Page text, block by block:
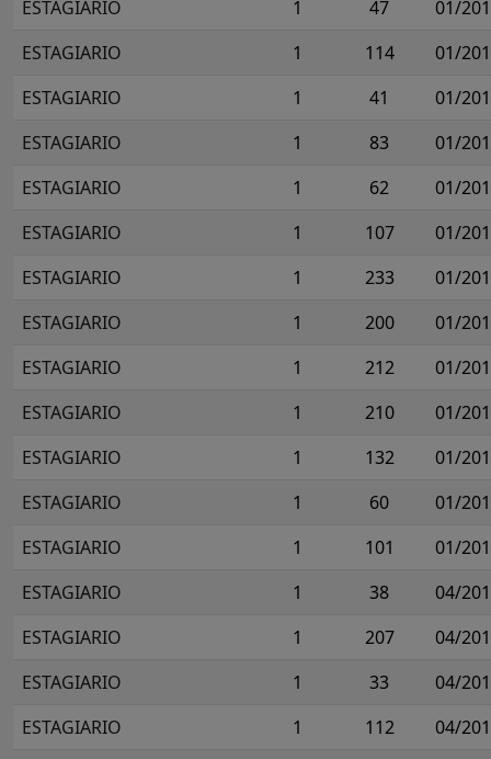
ESTAGIARIO
1 47
01/
ESTAGIARIO
1 114
01/
ESTAGIARIO
1 41
01/
ESTAGIARIO
1 83
01/
ESTAGIARIO
1 62
01/
ESTAGIARIO
1 107
01/
ESTAGIARIO
1 233
01/
ESTAGIARIO
1 200
01/
ESTAGIARIO
1 212
01/
ESTAGIARIO
1 210
01/
ESTAGIARIO
1 132
01/
ESTAGIARIO
1 60
01/
ESTAGIARIO
1 101
01/
ESTAGIARIO
1 38
04/
ESTAGIARIO
1 207
04/
ESTAGIARIO
1 33
04/
ESTAGIARIO
1 112 04/